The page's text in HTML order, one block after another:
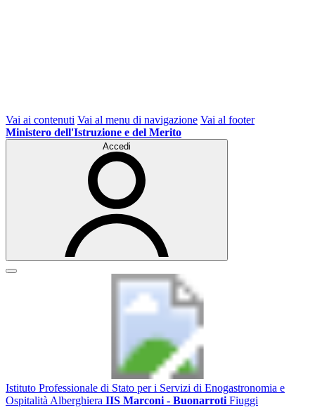
Vai ai contenuti Vai al menu di navigazione Vai al footer
Ministero dell'Istruzione e del Merito
Accedi
Istituto Professionale di Stato per i Servizi di Enogastronomia e
Ospitalità Alberghiera IIS Marconi - Buonarroti Fiuggi